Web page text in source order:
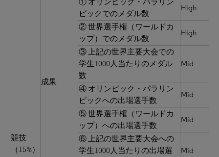
競技
（15%）
成果
ピックでのメダル数
High
② 世界選手権（ワールドカ
ップ）でのメダル数
High
③ 上記の世界主要大会での
学生1000人当たりのメダル
数
Mid
④ オリンピック・パラリン
ピックへの出場選手数
Mid
⑤ 世界選手権（ワールドカ
ップ）への出場選手数
Mid
⑥ 上記の世界主要大会への
学生1000人当たりの出場選
Mid